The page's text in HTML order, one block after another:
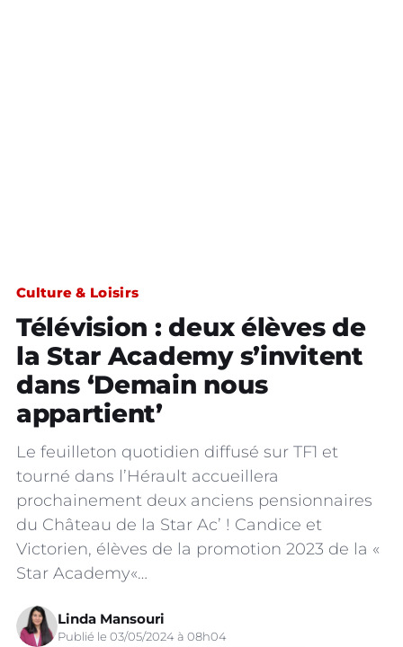
Culture & Loisirs
Télévision : deux élèves de
la Star Academy s’invitent
dans ‘Demain nous
appartient’
Le feuilleton quotidien diffusé sur TF1 et
tourné dans l’Hérault accueillera
prochainement deux anciens pensionnaires
du Château de la Star Ac’ ! Candice et
Victorien, élèves de la promotion 2023 de la «
Star Academy«…
Linda Mansouri
Publié le 03/05/2024 à 08h04